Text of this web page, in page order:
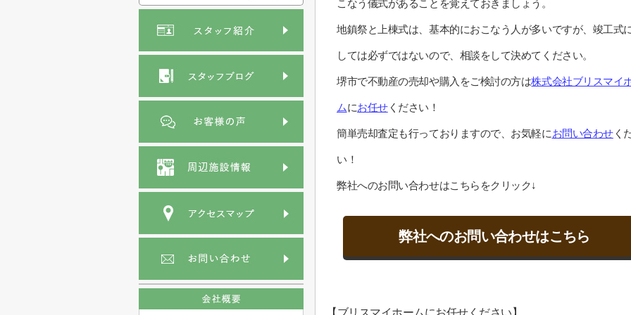
こなう儀式があることを覚えておきましょう。
地鎮祭と上棟式は、基本的におこなう人が多いですが、竣工式
しては必ずではないので、相談をして決めてください。
堺市で不動産の売却や購入をご検討の方は株式会社ブリスマイ
ムにお任せください！
簡単売却査定も行っておりますので、お気軽にお問い合わせく
い！
弊社へのお問い合わせはこちらをクリック↓
弊社へのお問い合わせはこちら
【ブリスマイホームにお任せください】